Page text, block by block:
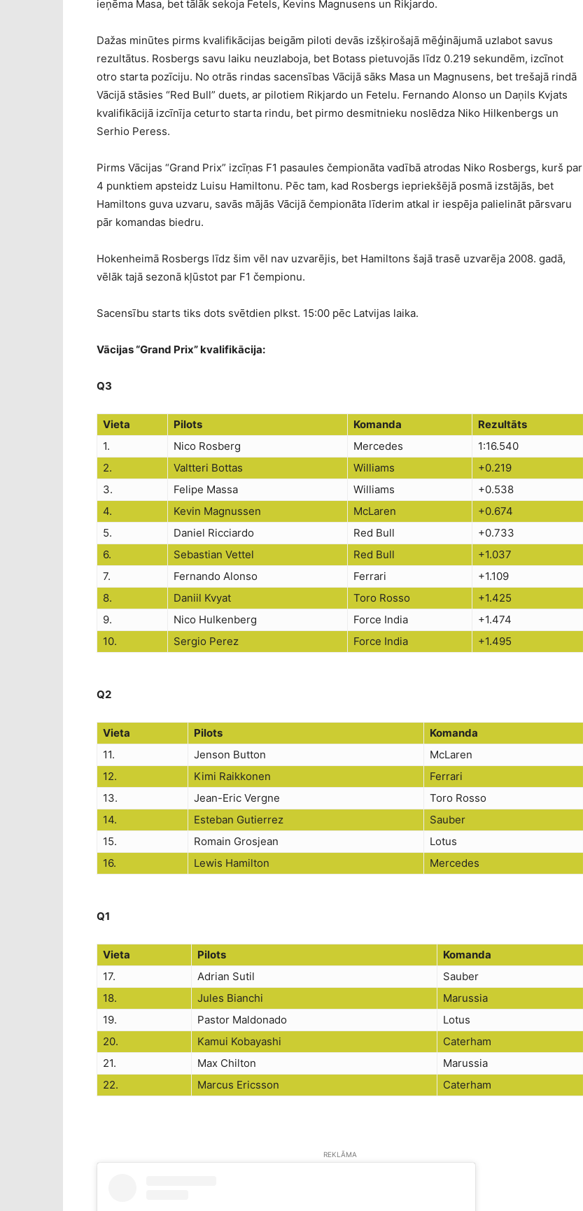
ieņēma Masa, bet tālāk sekoja Fetels, Kevins Magnusens un Rikjardo.
Dažas minūtes pirms kvalifikācijas beigām piloti devās izšķirošajā mēģinājumā uzlabot savus
rezultātus. Rosbergs savu laiku neuzlaboja, bet Botass pietuvojās līdz 0.219 sekundēm, izcīnot
otro starta pozīciju. No otrās rindas sacensības Vācijā sāks Masa un Magnusens, bet trešajā rindā
Vācijā stāsies “Red Bull” duets, ar pilotiem Rikjardo un Fetelu. Fernando Alonso un Daņils Kvjats
kvalifikācijā izcīnīja ceturto starta rindu, bet pirmo desmitnieku noslēdza Niko Hilkenbergs un
Serhio Peress.
Pirms Vācijas “Grand Prix” izcīņas F1 pasaules čempionāta vadībā atrodas Niko Rosbergs, kurš par
4 punktiem apsteidz Luisu Hamiltonu. Pēc tam, kad Rosbergs iepriekšējā posmā izstājās, bet
Hamiltons guva uzvaru, savās mājās Vācijā čempionāta līderim atkal ir iespēja palielināt pārsvaru
pār komandas biedru.
Hokenheimā Rosbergs līdz šim vēl nav uzvarējis, bet Hamiltons šajā trasē uzvarēja 2008. gadā,
vēlāk tajā sezonā kļūstot par F1 čempionu.
Sacensību starts tiks dots svētdien plkst. 15:00 pēc Latvijas laika.
Vācijas “Grand Prix” kvalifikācija:
Q3
Vieta Pilots Komanda
Rezultāts
1.
Nico Rosberg Mercedes
1:16.540
2.
Valtteri Bottas Williams
+0.219
3.
Felipe Massa Williams
+0.538
4.
Kevin Magnussen McLaren
+0.674
5.
Daniel Ricciardo Red Bull
+0.733
6.
Sebastian Vettel Red Bull
+1.037
7.
Fernando Alonso Ferrari
+1.109
8.
Daniil Kvyat Toro Rosso
+1.425
9.
Nico Hulkenberg Force India
+1.474
10.
Sergio Perez Force India +1.495
Q2
Vieta Pilots
Komanda
11.
Jenson Button
McLaren
12.
Kimi Raikkonen
Ferrari
13.
Jean-Eric Vergne
Toro Rosso
14.
Esteban Gutierrez
Sauber
15.
Romain Grosjean
Lotus
16.
Lewis Hamilton Mercedes
Q1
Vieta Pilots
Komanda
17.
Adrian Sutil
Sauber
18.
Jules Bianchi
Marussia
19.
Pastor Maldonado
Lotus
20.
Kamui Kobayashi
Caterham
21.
Max Chilton
Marussia
22.
Marcus Ericsson Caterham
REKLĀMA